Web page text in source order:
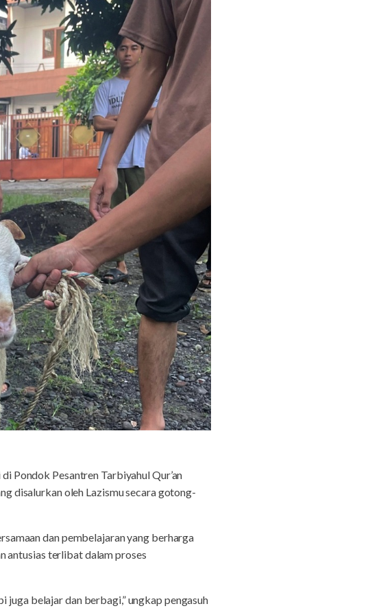
Pondok Pesantren Tarbiyahul Qur’an
disalurkan oleh Lazismu secara gotong-
dan pembelajaran yang berharga
antusias terlibat dalam proses
juga belajar dan berbagi,” ungkap pengasuh